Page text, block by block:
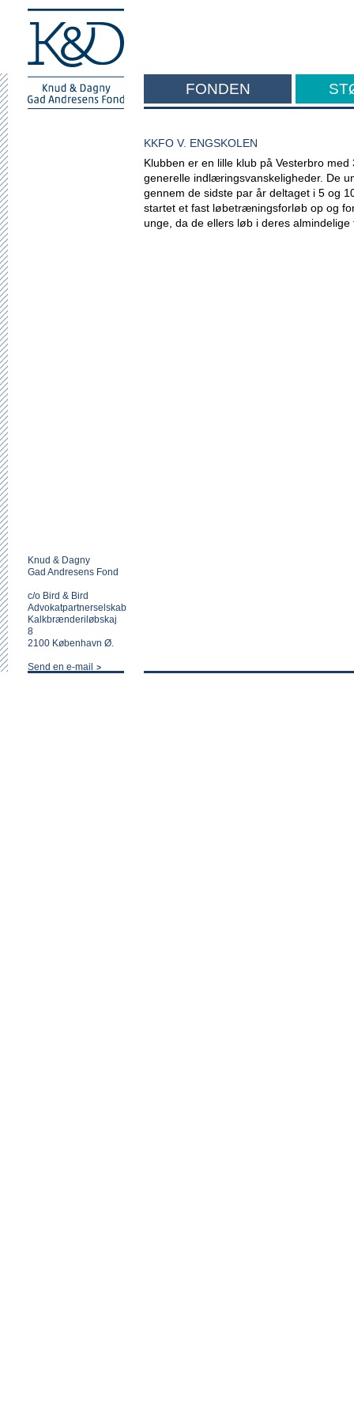
FONDEN
KKFO V. ENGSKOLEN
Klubben er en lille klub på Vesterbro
generelle indlæringsvanskeligheder. De
gennem de sidste par år deltaget i 5 og
startet et fast løbetræningsforløb op og
unge, da de ellers løb i deres
Knud & Dagny
Gad Andresens Fond
c/o Bird & Bird
Advokatpartnerselskab
Kalkbrænderiløbskaj
8
2100 København Ø.
Send en e-mail